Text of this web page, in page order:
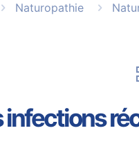
Naturopathie
infections